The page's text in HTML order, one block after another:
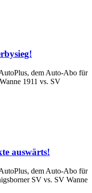
dem Auto-Abo für
1911 vs. SV
auswärts!
dem Auto-Abo für
SV vs. SV Wanne